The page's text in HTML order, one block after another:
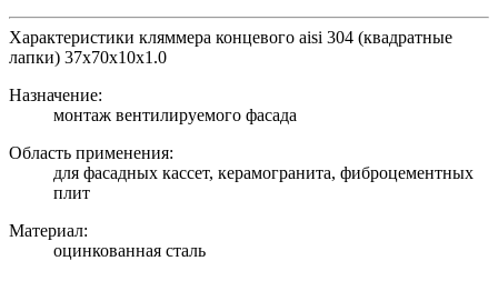
Характеристики кляммера концевого aisi 304 (квадратные
лапки) 37х70х10х1.0
Назначение:
монтаж вентилируемого фасада
Область применения:
для фасадных кассет, керамогранита, фиброцементных
плит
Материал:
оцинкованная сталь